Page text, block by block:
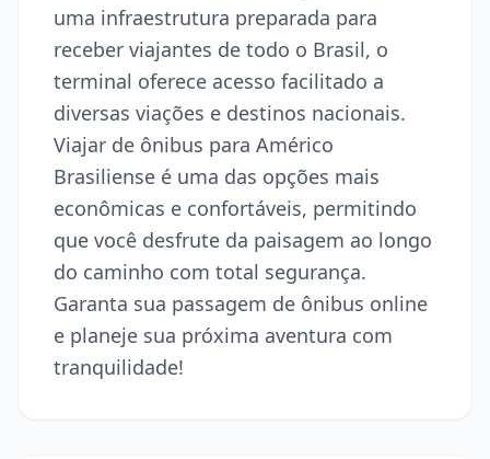
uma infraestrutura preparada para
receber viajantes de todo o Brasil, o
terminal oferece acesso facilitado a
diversas viações e destinos nacionais.
Viajar de ônibus para Américo
Brasiliense é uma das opções mais
econômicas e confortáveis, permitindo
que você desfrute da paisagem ao longo
do caminho com total segurança.
Garanta sua passagem de ônibus online
e planeje sua próxima aventura com
tranquilidade!